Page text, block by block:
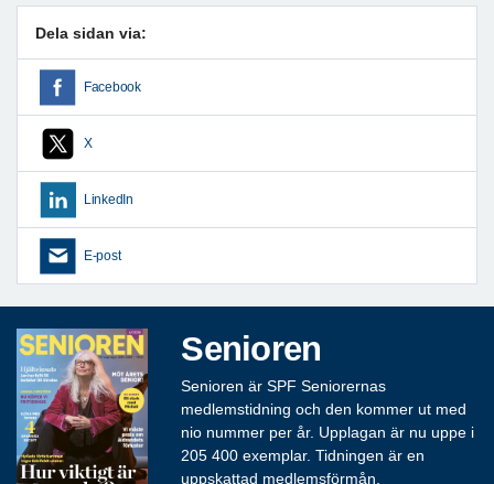
Dela sidan via:
Facebook
X
LinkedIn
E-post
Senioren
Senioren är SPF Seniorernas
medlemstidning och den kommer ut med
nio nummer per år. Upplagan är nu uppe i
205 400 exemplar. Tidningen är en
uppskattad medlemsförmån.